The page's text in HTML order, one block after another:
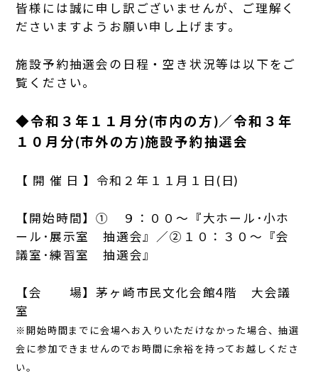
皆様には誠に申し訳ございませんが、ご理解く
ださいますようお願い申し上げます。
施設予約抽選会の日程・空き状況等は以下をご
覧ください。
◆令和３年１１月分(市内の方)／令和３年
１０月分(市外の方)施設予約抽選会
【 開 催 日 】令和２年１１月１日(日)
【開始時間】① ９：００～『大ホール･小ホ
ール･展示室 抽選会』／②１０：３０～『会
議室･練習室 抽選会』
【会 場】茅ヶ崎市民文化会館4階 大会議
室
※開始時間までに会場へお入りいただけなかった場合、抽選
会に参加できませんのでお時間に余裕を持ってお越しくださ
い。